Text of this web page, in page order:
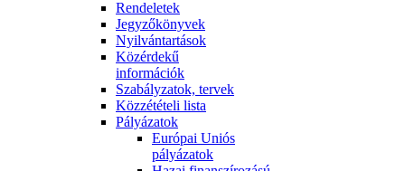
Rendeletek
Jegyzőkönyvek
Nyilvántartások
Közérdekű
információk
Szabályzatok, tervek
Közzétételi lista
Pályázatok
Európai Uniós
pályázatok